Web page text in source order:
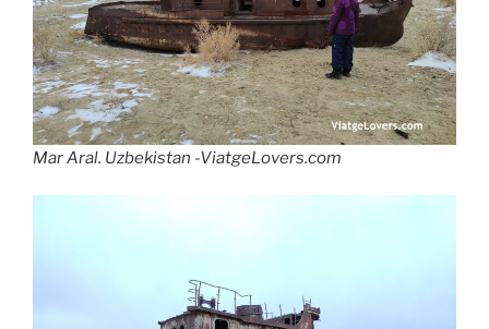
Mar Aral. Uzbekistan -ViatgeLovers.com